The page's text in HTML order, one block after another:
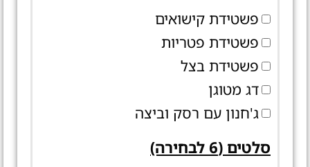
פשטידת קישואים
פשטידת פטריות
פשטידת בצל
דג מטוגן
ג'חנון עם רסק וביצה
סלטים (6 לבחירה)